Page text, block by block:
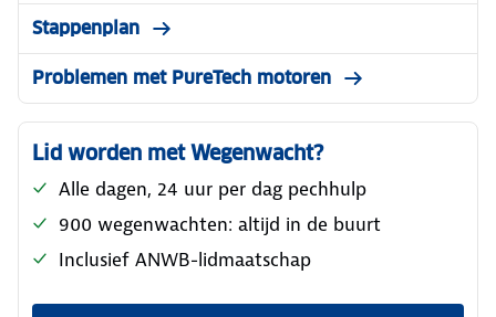
Stappenplan
Problemen met PureTech motoren
Lid worden met Wegenwacht?
Alle dagen, 24 uur per dag pechhulp
900 wegenwachten: altijd in de buurt
Inclusief ANWB-lidmaatschap